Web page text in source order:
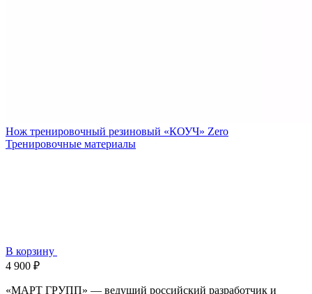
Нож тренировочный резиновый «КОУЧ» Zero
Тренировочные материалы
В корзину
4 900 ₽
«МАРТ ГРУПП» — ведущий российский разработчик и